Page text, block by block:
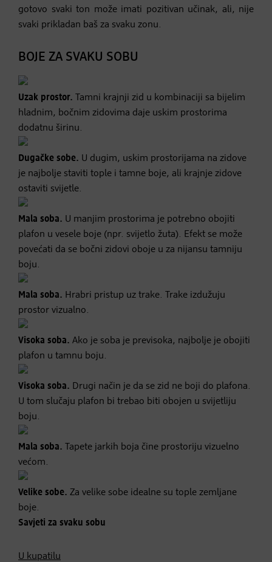
gotovo svaki ton može imati pozitivan učinak, ali, nije
svaki prikladan baš za svaku zonu.
BOJE ZA SVAKU SOBU
Uzak prostor. Tamni krajnji zid u kombinaciji sa bijelim
hladnim, bočnim zidovima daje uskim prostorima
dodatnu širinu.
Dugačke sobe. U dugim, uskim prostorijama na zidove
je najbolje staviti tople i tamne boje, ali krajnje zidove
ostaviti svijetle.
Mala soba. U manjim prostorima je potrebno obojiti
plafon u vesele boje (npr. svijetlo žuta). Efekt se može
povećati da se bočni zidovi oboje u za nijansu tamniju
boju.
Mala soba. Hrabri pristup uz trake. Trake izdužuju
prostor vizualno.
Visoka soba. Ako je soba je previsoka, najbolje je obojiti
plafon u tamnu boju.
Visoka soba. Drugi način je da se zid ne boji do plafona.
U tom slučaju plafon bi trebao biti obojen u svijetliju
boju.
Mala soba. Tapete jarkih boja čine prostoriju vizuelno
većom.
Velike sobe. Za velike sobe idealne su tople zemljane
boje.
Savjeti za svaku sobu
U kupatilu